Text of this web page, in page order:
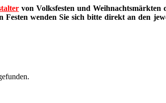
von Volksfesten und Weihnachtsmärkten
wenden Sie sich bitte direkt an den